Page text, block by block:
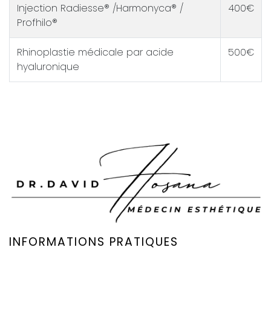
Injection Radiesse® /Harmonyca® /
Profhilo®
400€
Rhinoplastie médicale par acide
hyaluronique
500€
INFORMATIONS PRATIQUES